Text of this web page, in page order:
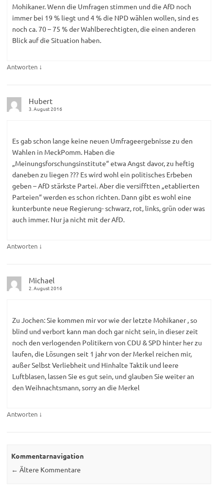
Mohikaner. Wenn die Umfragen stimmen und die AfD noch
immer bei 19 % liegt und 4 % die NPD wählen wollen, sind es
noch ca. 70 – 75 % der Wahlberechtigten, die einen anderen
Blick auf die Situation haben.
Antworten ↓
Hubert
3. August 2016
Es gab schon lange keine neuen Umfrageergebnisse zu den
Wahlen in MeckPomm. Haben die
„Meinungsforschungsinstitute“ etwa Angst davor, zu heftig
daneben zu liegen ??? Es wird wohl ein politisches Erbeben
geben – AfD stärkste Partei. Aber die versifftten „etablierten
Parteien“ werden es schon richten. Dann gibt es wohl eine
kunterbunte neue Regierung- schwarz, rot, links, grün oder was
auch immer. Nur ja nicht mit der AfD.
Antworten ↓
Michael
2. August 2016
Zu Jochen: Sie kommen mir vor wie der letzte Mohikaner , so
blind und verbort kann man doch gar nicht sein, in dieser zeit
noch den verlogenden Politikern von CDU & SPD hinter her zu
laufen, die Lösungen seit 1 jahr von der Merkel reichen mir,
außer Selbst Verliebheit und Hinhalte Taktik und leere
Luftblasen, lassen Sie es gut sein, und glauben Sie weiter an
den Weihnachtsmann, sorry an die Merkel
Antworten ↓
Kommentarnavigation
← Ältere Kommentare